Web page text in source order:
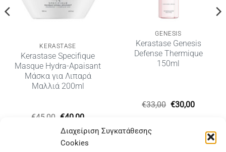
Διαχείριση Συγκατάθεσης
Cookies
KERASTASE
Kerastase Specifique
Masque Hydra-Apaisant
Μάσκα για Λιπαρά
Μαλλιά 200ml
€45,00 Original
was:
€45,00.
€40,00Η
τιμή
€40,00.
GENESIS
Kerastase Genesis
Defense Thermique
150ml
€33,00 Original
price
€30,00Η
€30,00.